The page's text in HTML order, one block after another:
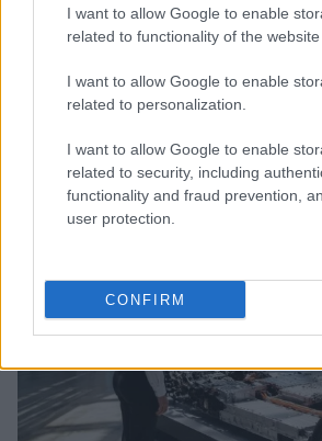
I want to allow Google to enable
related to functionality of the website
I want to allow Google to enable
related to personalization.
I want to allow Google to enable
related to security, including
functionality and fraud prevention,
user protection.
CONFIRM
Continua a leggere